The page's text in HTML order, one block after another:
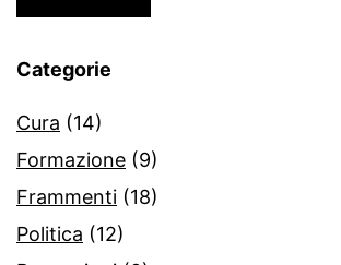
Categorie
Cura (14)
Formazione (9)
Frammenti (18)
Politica (12)